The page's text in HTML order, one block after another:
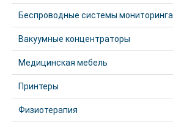
Беспроводные системы мониторинга
Вакуумные концентраторы
Медицинская мебель
Принтеры
Физиотерапия